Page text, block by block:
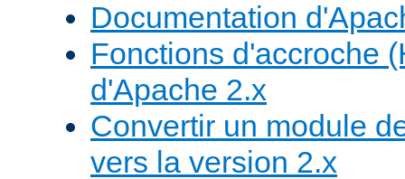
Documentation
Fonctions d'accroche
d'Apache 2.x
Convertir un module
vers la version 2.x